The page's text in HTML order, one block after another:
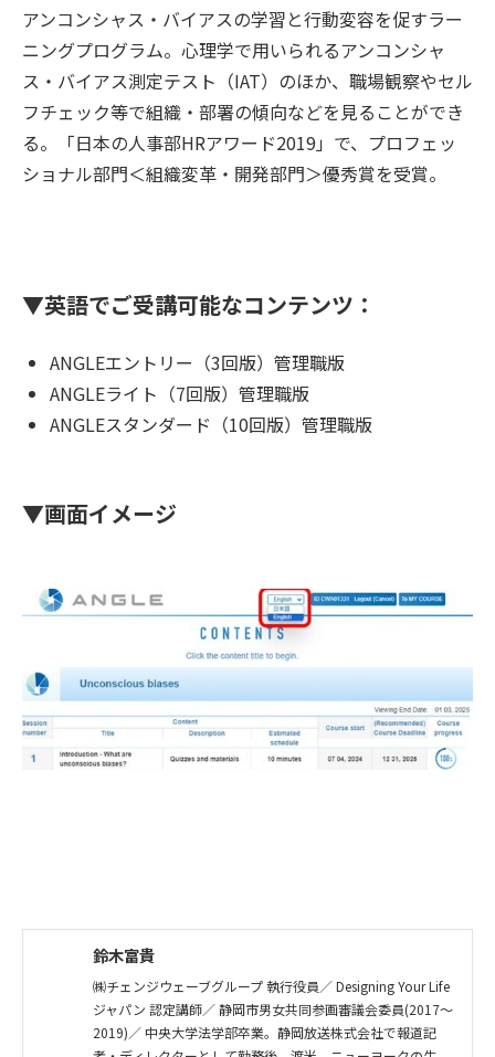
アンコンシャス・バイアスの学習と行動変容を促すラー
ニングプログラム。心理学で用いられるアンコンシャ
ス・バイアス測定テスト（IAT）のほか、職場観察やセル
フチェック等で組織・部署の傾向などを見ることができ
る。「日本の人事部HRアワード2019」で、プロフェッ
ショナル部門＜組織変革・開発部門＞優秀賞を受賞。
▼英語でご受講可能なコンテンツ：
ANGLEエントリー（3回版）管理職版
ANGLEライト（7回版）管理職版
ANGLEスタンダード（10回版）管理職版
▼画面イメージ
鈴木富貴
㈱チェンジウェーブグループ 執行役員／ Designing Your Life
ジャパン 認定講師／ 静岡市男女共同参画審議会委員(2017～
2019)／ 中央大学法学部卒業。静岡放送株式会社で報道記